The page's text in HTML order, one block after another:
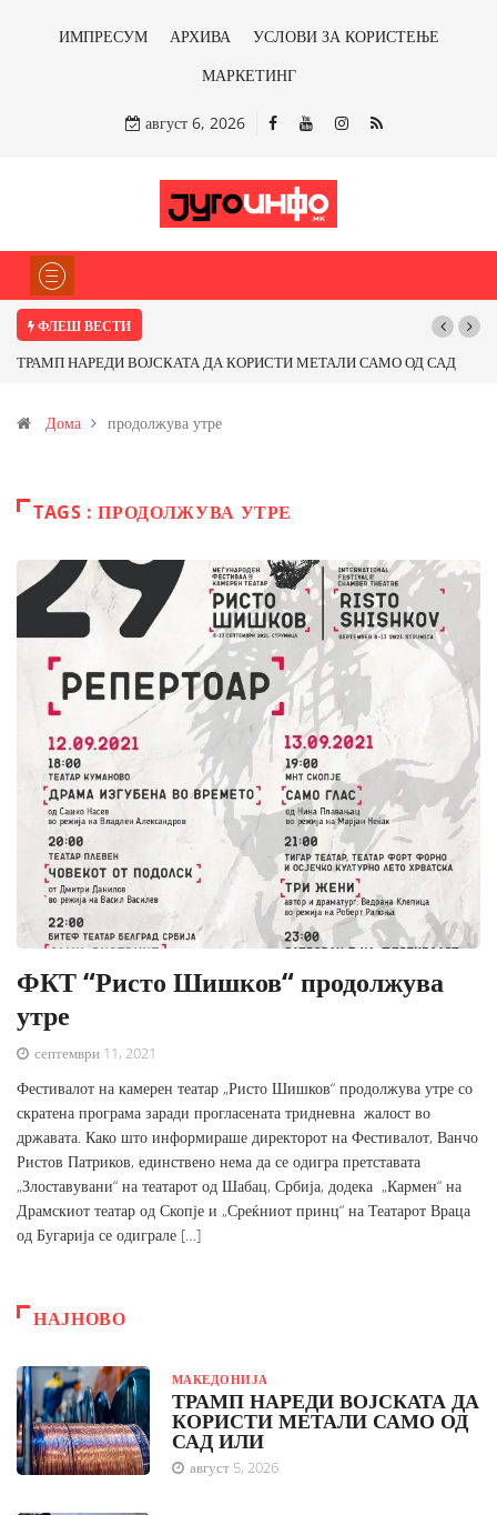
ИМПРЕСУМ АРХИВА
УСЛОВИ ЗА КОРИСТЕЊЕ
МАРКЕТИНГ
август 6, 2026
ФЛЕШ ВЕСТИ
ТРАМП НАРЕДИ ВОЈСКАТА ДА КОРИСТИ МЕТАЛИ САМО ОД САД
Иловица и со антимонот?
Дома продолжува утре
TAGS : ПРОДОЛЖУВА УТРЕ
ФКТ “Ристо Шишков“ продолжува
утре
септември 11, 2021
Фестивалот на камерен театар „Ристо Шишков“ продолжува утре со
скратена програма заради прогласената тридневна жалост во
државата. Како што информираше директорот на Фестивалот, Ванчо
Ристов Патриков, единствено нема да се одигра претставата
„Злоставувани“ на театарот од Шабац, Србија, додека „Кармен“ на
Драмскиот театар од Скопје и „Среќниот принц“ на Театарот Враца
од Бугарија се одиграле […]
НАЈНОВО
МАКЕДОНИЈА
ТРАМП НАРЕДИ ВОЈСКАТА ДА
КОРИСТИ МЕТАЛИ САМО ОД
САД ИЛИ
август 5, 2026